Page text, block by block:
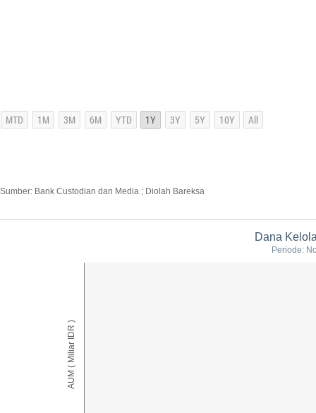
Sumber: Bank Custodian dan Media ; Diolah Bareksa
AUM ( Miliar IDR )
Dana
Periode: